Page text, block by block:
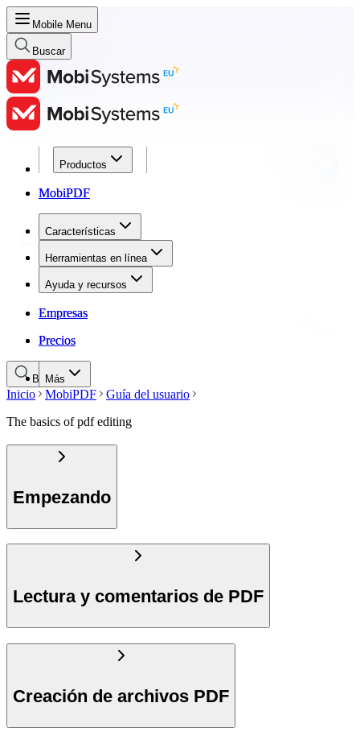
Mobile Menu
Buscar
Productos
MobiPDF
Características
Herramientas en línea
Ayuda y recursos
Empresas
Precios
Más
Productos
MobiPDF
Características
Herramientas en línea
Ayuda y recursos
Empresas
Precios
Buscar
Inicio MobiPDF
Guía del usuario
The basics of pdf editing
Empezando
Lectura y comentarios de PDF
Creación de archivos PDF